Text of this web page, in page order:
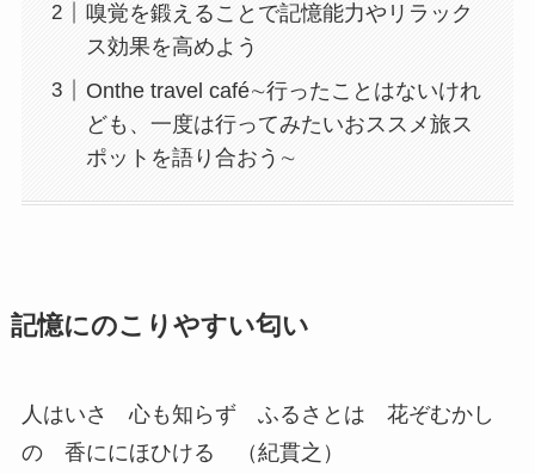
嗅覚を鍛えることで記憶能力やリラック
ス効果を高めよう
Onthe travel café∼行ったことはないけれ
ども、一度は行ってみたいおススメ旅ス
ポットを語り合おう∼
記憶にのこりやすい匂い
人はいさ 心も知らず ふるさとは 花ぞむかし
の 香ににほひける （紀貫之）